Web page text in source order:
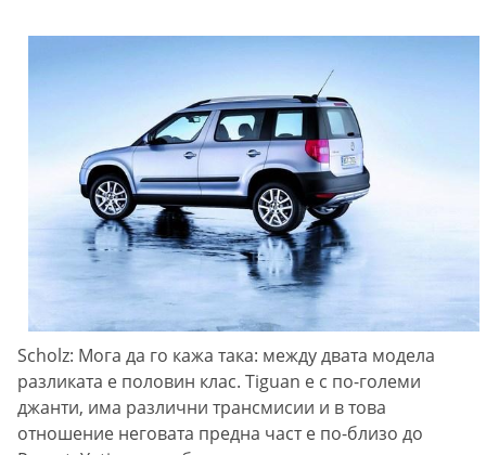
Scholz: Мога да го кажа така: между двата модела
разликата е половин клас. Tiguan е с по-големи
джанти, има различни трансмисии и в това
отношение неговата предна част е по-близо до